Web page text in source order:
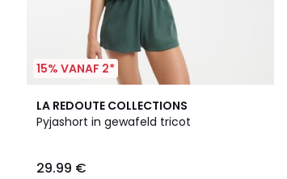
15% VANAF 2*
LA REDOUTE COLLECTIONS
Pyjashort in gewafeld tricot
€.
29.99 €
4.6
/ 5
2
Kleuren